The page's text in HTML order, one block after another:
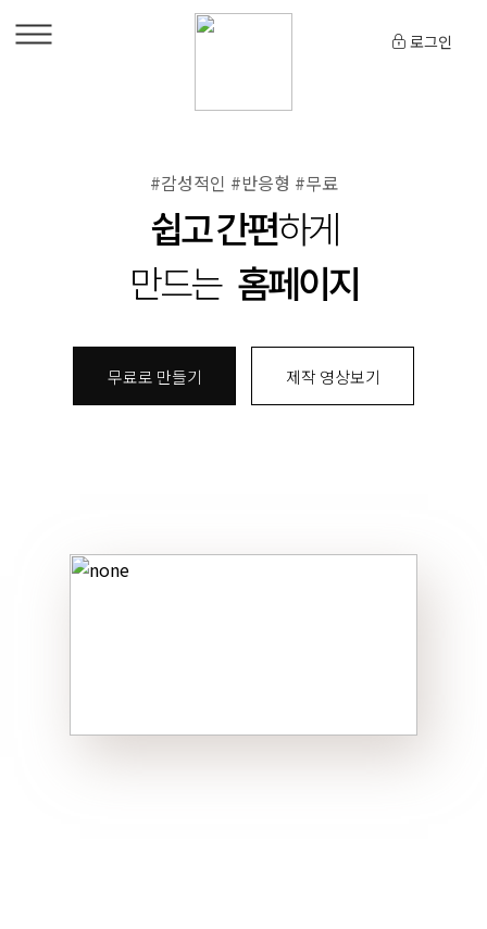
로그인
#감성적인 #반응형 #무료
쉽고 간편하게
만드는 홈페이지
무료로 만들기 제작 영상보기